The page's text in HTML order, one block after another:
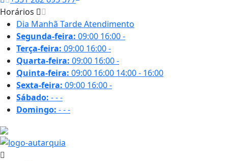
Horários
Dia Manhã TardeAtendimento
Segunda-feira: 09:00 16:00-
Terça-feira: 09:00 16:00-
Quarta-feira: 09:00 16:00-
Quinta-feira: 09:00 16:00 14:00 - 16:00
Sexta-feira: 09:00 16:00-
Sábado: ---
Domingo: ---